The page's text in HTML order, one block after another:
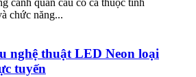
cảnh quan cầu có cả thuộc tính
chức năng...
nghệ thuật LED Neon loại
tuyến